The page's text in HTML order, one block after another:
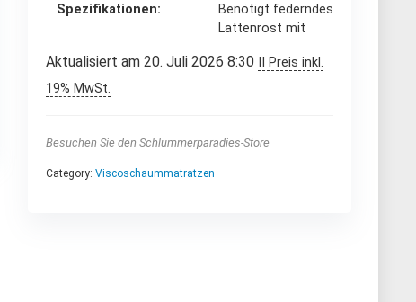
Spezifikationen
Benötigt federndes
Lattenrost mit
Leistenabstand. Bitte
(unter Lieferung, Link:
Aktualisiert am 20. Juli 2026 8:30
II Preis inkl.
19% MwSt.
Besuchen Sie den Schlummerparadies-Store
Category: Viscoschaummatratzen